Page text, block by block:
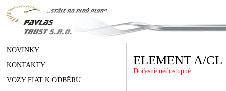
| NOVINKY
| KONTAKTY
| VOZY FIAT K ODBĚRU
ELEMENT A/CL
Dočasně nedostupné